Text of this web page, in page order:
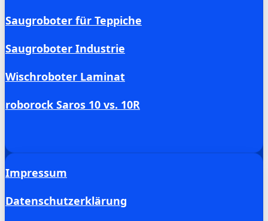
Saugroboter für Teppiche
Saugroboter Industrie
Wischroboter Laminat
roborock Saros 10 vs. 10R
Impressum
Datenschutzerklärung